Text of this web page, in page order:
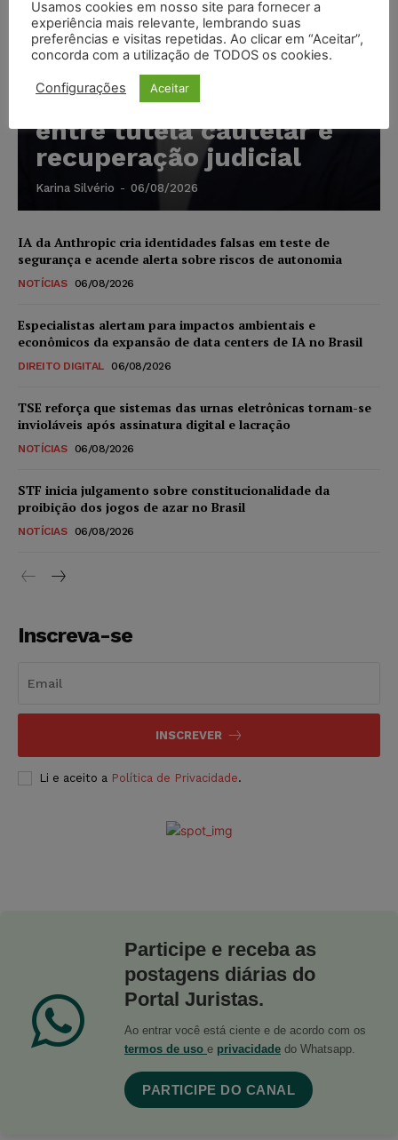
Marcello Perino: caso
Braskem testa limite
entre tutela cautelar e
recuperação judicial
Karina Silvério - 06/08/2026
IA da Anthropic cria identidades falsas em teste de
segurança e acende alerta sobre riscos de autonomia
NOTÍCIAS 06/08/2026
Especialistas alertam para impactos ambientais e
econômicos da expansão de data centers de IA no Brasil
DIREITO DIGITAL 06/08/2026
TSE reforça que sistemas das urnas eletrônicas tornam-se
invioláveis após assinatura digital e lacração
NOTÍCIAS 06/08/2026
STF inicia julgamento sobre constitucionalidade da
proibição dos jogos de azar no Brasil
NOTÍCIAS 06/08/2026
Inscreva-se
INSCREVER
Li e aceito a Política de Privacidade.
Participe e receba as
postagens diárias do
Portal Juristas.
Ao entrar você está ciente e de acordo com os
termos de uso e privacidade do Whatsapp.
PARTICIPE DO CANAL
Usamos cookies em nosso site para fornecer a
experiência mais relevante, lembrando suas
preferências e visitas repetidas. Ao clicar em “Aceitar”,
concorda com a utilização de TODOS os cookies.
Configurações Aceitar